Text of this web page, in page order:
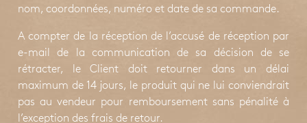
nom, coordonnées, numéro et date de sa commande.
A compter de la réception de l’accusé de réception par
e-mail de la communication de sa décision de se
rétracter, le Client doit retourner dans un délai
maximum de 14 jours, le produit qui ne lui conviendrait
pas au vendeur pour remboursement sans pénalité à
l’exception des frais de retour.